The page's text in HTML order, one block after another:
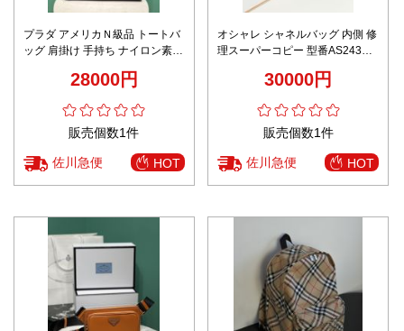
プラダ アメリカＮ級品 トートバ
ッグ 肩掛け 手持ち ナイロン素材
28000円
販売個数1件
佐川急便 HOT
オシャレ シャネルバッグ 内側 修
理スーパーコピー 型番AS2431
実用 ブラック30000円
販売個数1件
佐川急便 HOT